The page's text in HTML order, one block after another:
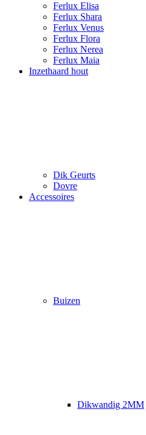
Ferlux Elisa
Ferlux Shara
Ferlux Venus
Ferlux Flora
Ferlux Nerea
Ferlux Maia
Inzethaard hout
Dik Geurts
Dovre
Accessoires
Buizen
Dikwandig 2MM